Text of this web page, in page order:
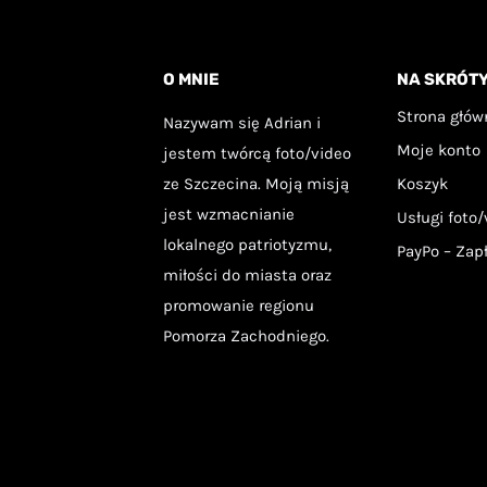
można
wybrać
stronie
produktu
na
O MNIE
Nazywam się Adrian i
jestem twórcą foto/video
ze Szczecina. Moją misją
jest wzmacnianie
lokalnego patriotyzmu,
miłości do miasta oraz
promowanie regionu
Pomorza Zachodniego.
NA
Strona
Moje konto
Koszyk
Usługi
PayPo –